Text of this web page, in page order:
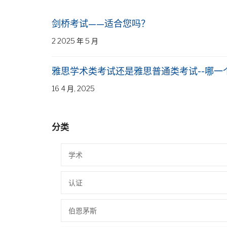
剑桥考试——适合您吗？
2 2025 年 5 月
雅思学术类考试还是雅思普通类考试--哪一
16 4 月, 2025
分类
学术
认证
伯恩茅斯